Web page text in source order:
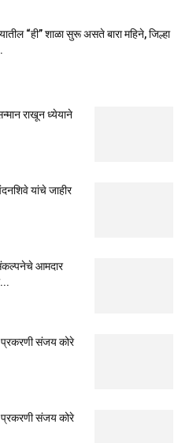
“ही” शाळा सुरू असते बारा महिने, जिल्हा
राखून ध्येयाने
यांचे जाहीर
आमदार
प्रकरणी संजय कोरे
प्रकरणी संजय कोरे